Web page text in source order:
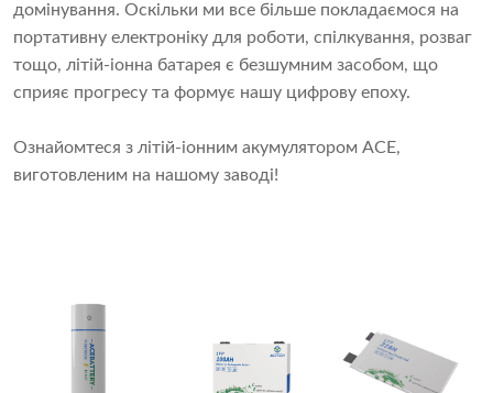
домінування. Оскільки ми все більше покладаємося на
портативну електроніку для роботи, спілкування, розваг
тощо, літій-іонна батарея є безшумним засобом, що
сприяє прогресу та формує нашу цифрову епоху.
Ознайомтеся з літій-іонним акумулятором ACE,
виготовленим на нашому заводі!